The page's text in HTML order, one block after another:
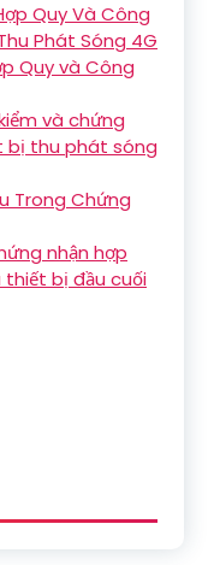
Quy Và Công
Phát Sóng 4G
Quy và Công
và chứng
bị thu phát sóng
Trong Chứng
nhận hợp
bị đầu cuối